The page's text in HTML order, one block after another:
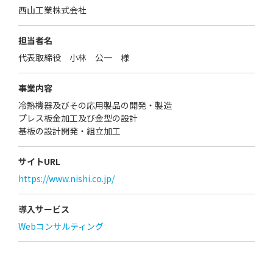
西山工業株式会社
担当者名
代表取締役 小林 公一 様
事業内容
冷熱機器及びその応用製品の開発・製造
プレス板金加工及び金型の設計
基板の設計開発・組立加工
サイトURL
https://www.nishi.co.jp/
導入サービス
Webコンサルティング